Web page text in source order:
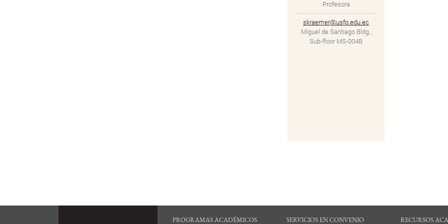
Profesora
skraemer@usfq.edu.ec
Miguel de Santiago Bldg.,
Sub-floor MS-004B
PROGRAMAS ACADÉMICOS SERVICIOS EN CONVENIO RECURSOS